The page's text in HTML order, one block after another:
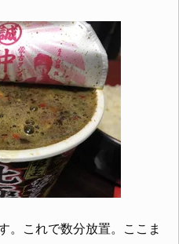
。これで数分放置。ここま